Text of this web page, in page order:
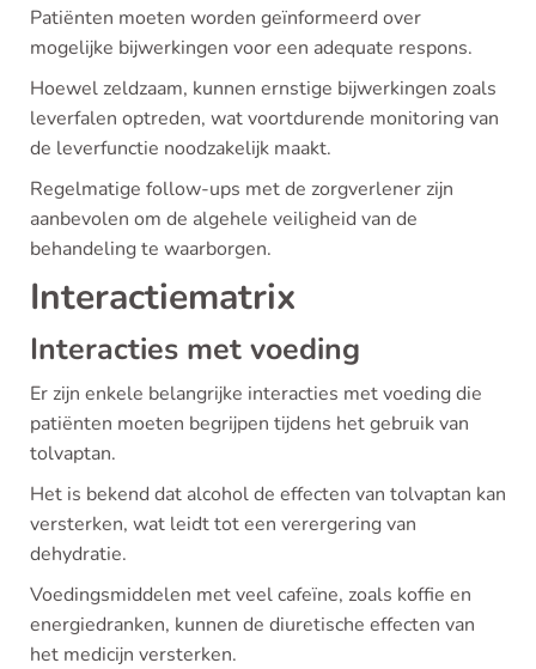
Patiënten moeten worden geïnformeerd over
mogelijke bijwerkingen voor een adequate respons.
Hoewel zeldzaam, kunnen ernstige bijwerkingen zoals
leverfalen optreden, wat voortdurende monitoring van
de leverfunctie noodzakelijk maakt.
Regelmatige follow-ups met de zorgverlener zijn
aanbevolen om de algehele veiligheid van de
behandeling te waarborgen.
Interactiematrix
Interacties met voeding
Er zijn enkele belangrijke interacties met voeding die
patiënten moeten begrijpen tijdens het gebruik van
tolvaptan.
Het is bekend dat alcohol de effecten van tolvaptan kan
versterken, wat leidt tot een verergering van
dehydratie.
Voedingsmiddelen met veel cafeïne, zoals koffie en
energiedranken, kunnen de diuretische effecten van
het medicijn versterken.